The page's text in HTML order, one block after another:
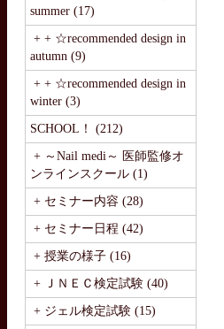
summer (17)
+ + ☆recommended design in
autumn (9)
+ + ☆recommended design in
winter (3)
SCHOOL！ (212)
+ ～Nail medi～ 医師監修オ
ンラインスクール (1)
+ セミナー内容 (28)
+ セミナー日程 (42)
+ 授業の様子 (16)
+ ＪＮＥＣ検定試験 (40)
+ ジェル検定試験 (15)